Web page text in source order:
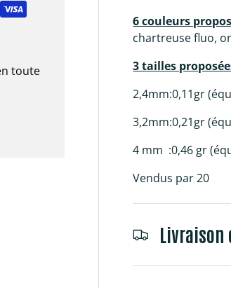
6 couleurs
chartreuse fluo,
3 tailles
2,4mm:0,11gr
3,2mm:0,21gr
4 mm :0,46 gr
Vendus par 20
toute